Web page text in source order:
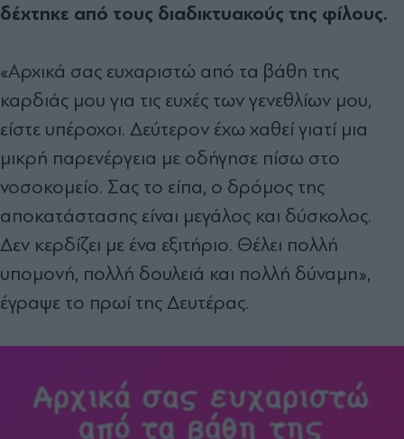
δέχτηκε από τους διαδικτυακούς της φίλους.
«Αρχικά σας ευχαριστώ από τα βάθη της
καρδιάς μου για τις ευχές των γενεθλίων μου,
είστε υπέροχοι. Δεύτερον έχω χαθεί γιατί μια
μικρή παρενέργεια με οδήγησε πίσω στο
νοσοκομείο. Σας το είπα, ο δρόμος της
αποκατάστασης είναι μεγάλος και δύσκολος.
Δεν κερδίζει με ένα εξιτήριο. Θέλει πολλή
υπομονή, πολλή δουλειά και πολλή δύναμη»,
έγραψε το πρωί της Δευτέρας.